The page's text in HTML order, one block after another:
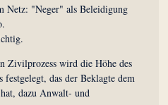
Netz: "Neger" als Beleidigung
Zivilprozess wird die Höhe des
festgelegt, das der Beklagte dem
dazu Anwalt- und